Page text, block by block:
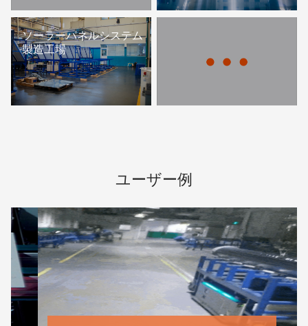
ソーラーパネルシステム
製造工場
ユーザー例